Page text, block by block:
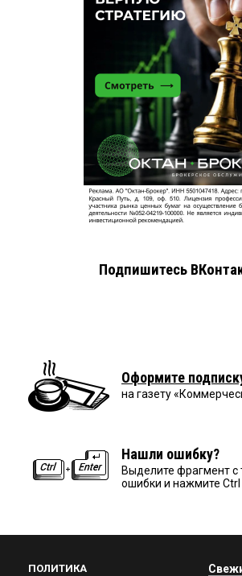
Подпишитесь
Оформите
на газету
Нашли ошибку?
Выделите фрагмент с
ошибки и нажмите Ctrl
ПОЛИТИКА